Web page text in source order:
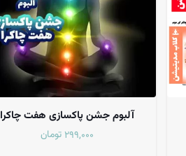
آلبوم جشن پاکسازی هفت چاکرا
299,000 تومان